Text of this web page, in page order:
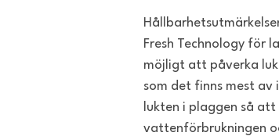
Fresh Technology för
möjligt att påverka
som det finns mest av
lukten i plaggen så
vattenförbrukningen